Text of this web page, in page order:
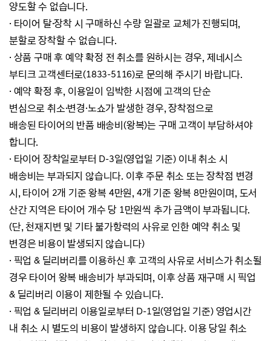
양도할 수 없습니다.
· 타이어 탈·장착 시 구매하신 수량 일괄로 교체가 진행되며,
분할로 장착할 수 없습니다.
· 상품 구매 후 예약 확정 전 취소를 원하시는 경우, 제네시스
부티크 고객센터로(1833-5116)로 문의해 주시기 바랍니다.
· 예약 확정 후, 이용일이 임박한 시점에 고객의 단순
변심으로 취소·변경·노쇼가 발생한 경우,장착점으로
배송된 타이어의 반품 배송비(왕복)는 구매 고객이 부담하셔야
합니다.
· 타이어 장착일로부터 D-3일(영업일 기준) 이내 취소 시
배송비는 부과되지 않습니다. 이후 주문 취소 또는 장착점 변경
시, 타이어 2개 기준 왕복 4만원, 4개 기준 왕복 8만원이며, 도서
산간 지역은 타이어 개수 당 1만원씩 추가 금액이 부과됩니다.
(단, 천재지변 및 기타 불가항력의 사유로 인한 예약 취소 및
변경은 비용이 발생되지 않습니다)
· 픽업 & 딜리버리를 이용하신 후 고객의 사유로 서비스가 취소될
경우 타이어 왕복 배송비가 부과되며, 이후 상품 재구매 시픽업
& 딜리버리 이용이 제한될 수 있습니다.
· 픽업 & 딜리버리 이용일로부터 D-1일(영업일 기준) 영업시간
내 취소 시 별도의 비용이 발생하지 않습니다. 이용 당일 취소